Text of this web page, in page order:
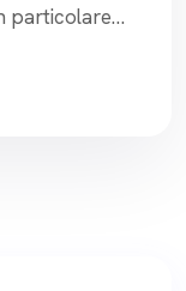
particolare
l’offerta